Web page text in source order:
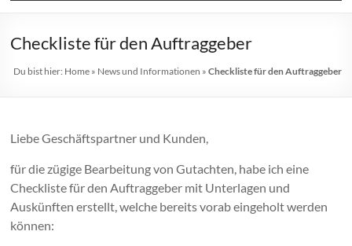
Checkliste für den Auftraggeber
Du bist hier: Home» News und Informationen » Checkliste für den Auftraggeber
Liebe Geschäftspartner und Kunden,
für die zügige Bearbeitung von Gutachten, habe ich eine
Checkliste für den Auftraggeber mit Unterlagen und
Auskünften erstellt, welche bereits vorab eingeholt werden
können: